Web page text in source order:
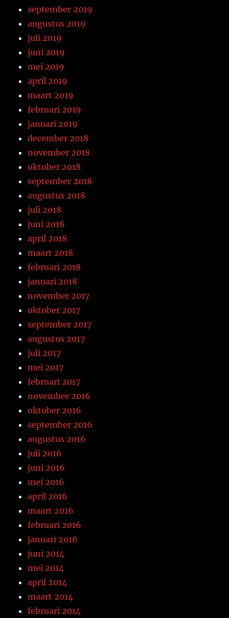
september 2019
augustus 2019
juli 2019
juni 2019
mei 2019
april 2019
maart 2019
februari 2019
januari 2019
december 2018
november 2018
oktober 2018
september 2018
augustus 2018
juli 2018
juni 2018
april 2018
maart 2018
februari 2018
januari 2018
november 2017
oktober 2017
september 2017
augustus 2017
juli 2017
mei 2017
februari 2017
november 2016
oktober 2016
september 2016
augustus 2016
juli 2016
juni 2016
mei 2016
april 2016
maart 2016
februari 2016
januari 2016
juni 2014
mei 2014
april 2014
maart 2014
februari 2014